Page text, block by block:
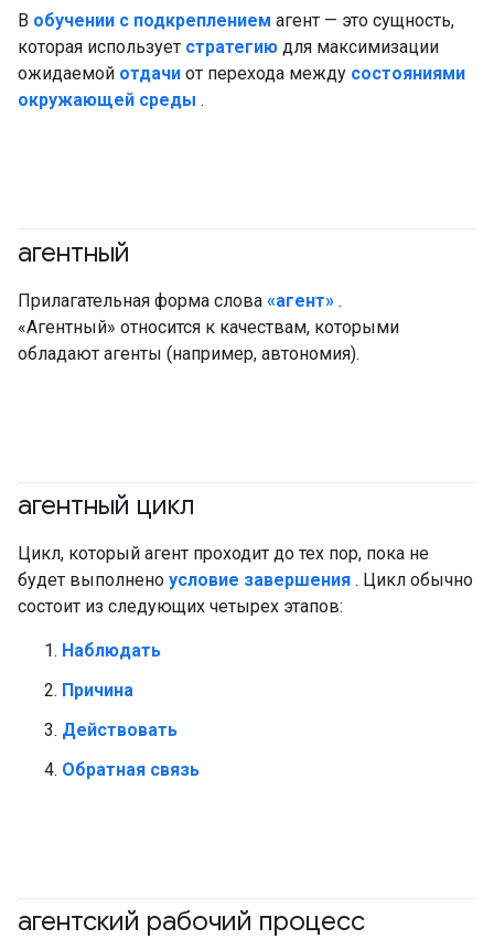
В обучении с подкреплением агент — это сущность,
которая использует стратегию для максимизации
ожидаемой отдачи от перехода между состояниями
окружающей среды .
агентный
Прилагательная форма слова «агент» .
«Агентный» относится к качествам, которыми
обладают агенты (например, автономия).
агентный цикл
Цикл, который агент проходит до тех пор, пока не
будет выполнено условие завершения . Цикл обычно
состоит из следующих четырех этапов:
Наблюдать
Причина
Действовать
Обратная связь
агентский рабочий процесс